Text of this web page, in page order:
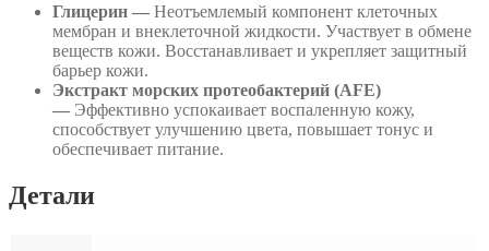
Глицерин — Неотъемлемый компонент клеточных
мембран и внеклеточной жидкости. Участвует в обмене
веществ кожи. Восстанавливает и укрепляет защитный
барьер кожи.
Экстракт морских протеобактерий (AFE)
— Эффективно успокаивает воспаленную кожу,
способствует улучшению цвета, повышает тонус и
обеспечивает питание.
Детали